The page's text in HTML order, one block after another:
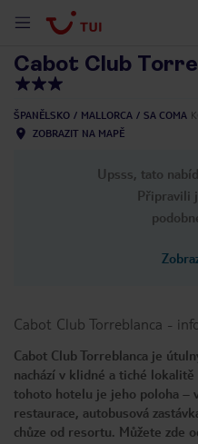
Cabot Club
ŠPANĚLSKO MALLORCA SA COMA
ZOBRAZIT NA MAPĚ
Upsss, tato
Připravili
Cabot Club Torreblanca -
Cabot Club Torreblanca je
nachází v klidné a tiché lokalitě
tohoto hotelu je jeho poloha –
restaurace, autobusová
chůze od resortu. Můžete zde